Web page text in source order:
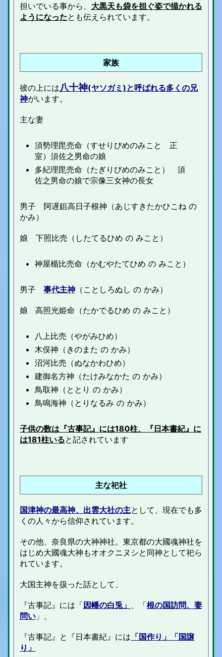
担いでいる事から、 大黒天も袋を担ぐ姿で描かれる
ようになったとも伝えられています。
家族
彼の上には八十神(ヤソガミ)と呼ばれる多くの兄
神がいます。
主な妻
須勢理毘売命（すせりびめのみこと 正
室）須佐之男命の娘
多紀理毘売命（たぎりびめのみこと） 須
佐之男命の娘で宗像三女神の長女
男子 阿遅鉏高日子根神（あじすきたかひこね の
かみ）
娘 下照比売（したてるひめ の みこと）
神屋楯比売命（かむやたてひめ の みこと）
男子 事代主神（ことしろぬし の かみ）
娘 高照光姫命（たかでるひめ の みこと）
八上比売（やがみひめ）
木俣神（きのまた の かみ）
沼河比売（ぬなかわひめ）
建御名方神（たけみなかた の かみ）
鳥取神（ととり の かみ）
鳥鳴海神（とりなるみ の かみ）
子供の数は『古事記』には180柱、『日本書紀』に
は181柱いると記されています
主な祀社
国津神の最高神、出雲大社の主として、現在でも多
くの人々から信仰されています。
その他、奈良県の大神神社。東京都の大國魂神社を
はじめ大國魂大神もオオクニヌシと同神として祀ら
れています。
大国主神を扱った話として、
『古事記』には「因幡の白兎」 、「根の国訪問、妻
問い」、
『古事記』と『日本書紀』には 「国作り」「国譲
り」